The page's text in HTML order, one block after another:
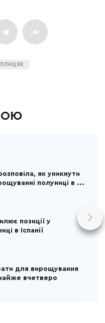
як уникнути
полуниці в ...
позиції у
в Іспанії
для вирощування
вчетверо